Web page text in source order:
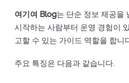
여기여 Blog는 단순 정보 제공을
시작하는 사람부터 운영 경험이
고할 수 있는 가이드 역할을 합니
주요 특징은 다음과 같습니다.